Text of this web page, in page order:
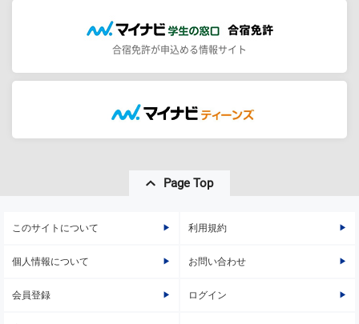
合宿免許が申込める情報サイト
Page Top
このサイトについて 利用規約
個人情報について お問い合わせ
会員登録 ログイン